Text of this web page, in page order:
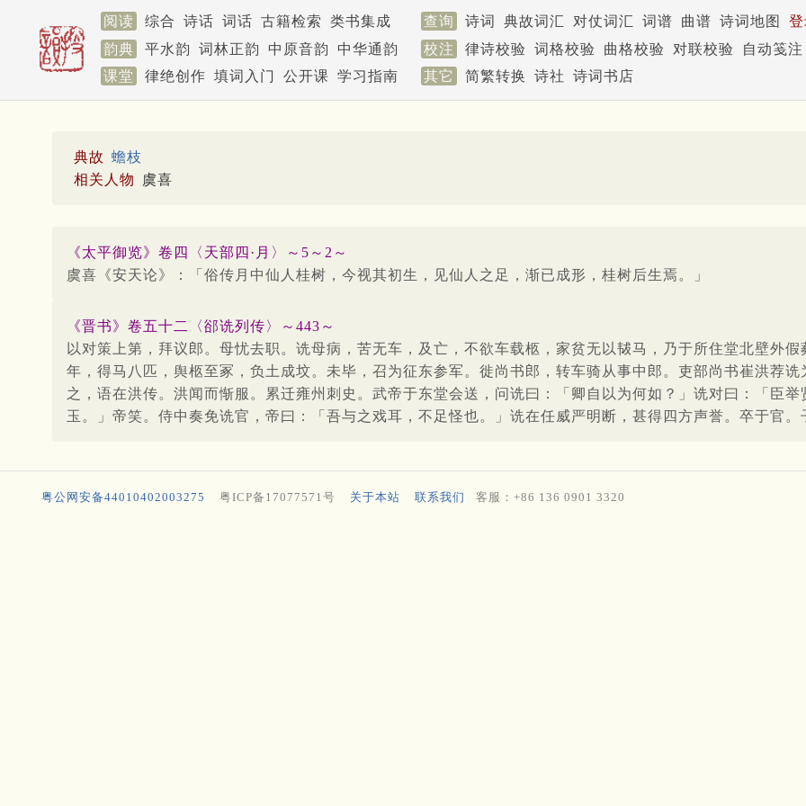
阅读 综合 诗话 词话 古籍检索 类书集成 查询 诗词 典故词汇 对仗词汇 词谱 曲谱 诗词地图
韵典
平水韵 词林正韵 中原音韵 中华通韵 校注 律诗校验 词格校验 曲格校验 对联校验
自动笺注
课堂
律绝创作 填词入门 公开课 学习指南 其它 简繁转换 诗社 诗词书店
典故 蟾枝
相关人物
虞喜
《太平御览》卷四〈天部四·月〉～5～2～
虞喜《安天论》：「俗传月中仙人桂树，今视其初生，见仙人之足，渐已成形，桂树后生焉。」
《晋书》卷五十二〈郤诜列传〉～443～
以对策上第，拜议郎。母忧去职。诜母病，苦无车，及亡，不欲车载柩，家贫无以韨马，乃于所住堂北壁外
年，得马八匹，舆柩至冢，负土成坟。未毕，召为征东参军。徙尚书郎，转车骑从事中郎。吏部尚书崔洪荐
之，语在洪传。洪闻而惭服。累迁雍州刺史。武帝于东堂会送，问诜曰：「卿自以为何如？」诜对曰：「臣
玉。」帝笑。侍中奏免诜官，帝曰：「吾与之戏耳，不足怪也。」诜在任威严明断，甚得四方声誉。卒于官。
粤公网安备44010402003275 粤ICP备17077571号 关于本站 联系我们 客服：+86 136 0901 3320